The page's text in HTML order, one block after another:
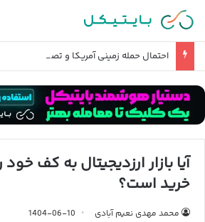
احتمال حمله زمینی آمریکا و تصرف خارک
آیا بازار ارزدیجیتال به کف
خرید است؟
محمد مهدی نعیم آبادی
1404-06-10